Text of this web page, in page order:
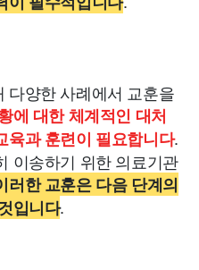
다양한 사례에서 교훈을
에 대한 체계적인 대처
육과 훈련이 필요합니다.
이송하기 위한 의료기관
러한 교훈은 다음 단계의
입니다.